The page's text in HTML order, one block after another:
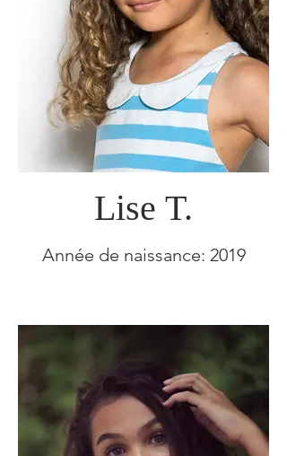
Lise T.
Année de naissance: 2019